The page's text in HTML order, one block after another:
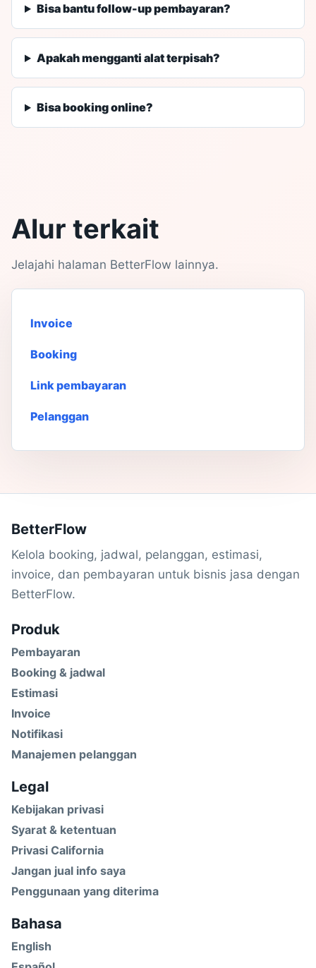
Bisa bantu follow-up pembayaran?
Apakah mengganti alat terpisah?
Bisa booking online?
Alur terkait
Jelajahi halaman BetterFlow lainnya.
Invoice
Booking
Link pembayaran
Pelanggan
BetterFlow
Kelola booking, jadwal, pelanggan, estimasi,
invoice, dan pembayaran untuk bisnis jasa dengan
BetterFlow.
Produk
Pembayaran
Booking & jadwal
Estimasi
Invoice
Notifikasi
Manajemen pelanggan
Legal
Kebijakan privasi
Syarat & ketentuan
Privasi California
Jangan jual info saya
Penggunaan yang diterima
Bahasa
English